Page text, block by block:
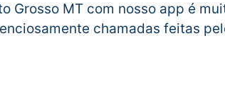
Grosso MT com nosso app é
chamadas feitas